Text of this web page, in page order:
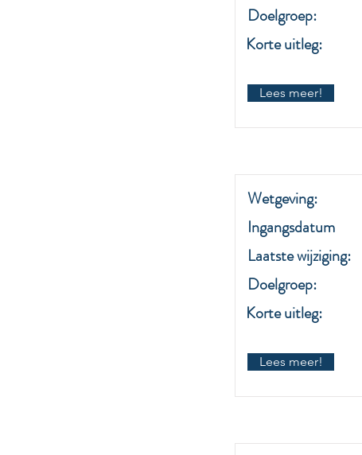
Doelgroep:
Korte uitleg:
Lees meer!
Wetgeving:
Ingangsdatum
Laatste wijziging:
Doelgroep:
Korte uitleg:
Lees meer!